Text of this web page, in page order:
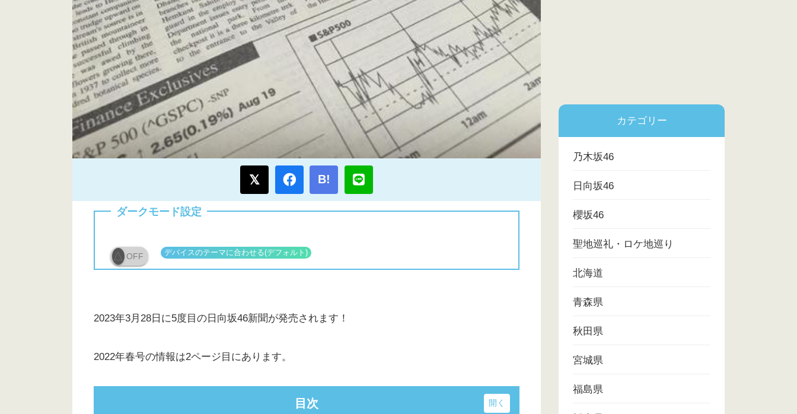
B!
ダークモード設定
OFF
2023年3月28日に5度目の日向坂46新聞が発売されます！
2022年春号の情報は2ページ目にあります。
目次
カテゴリー
乃木坂46
日向坂46
櫻坂46
聖地巡礼・ロケ地巡り
北海道
青森県
秋田県
宮城県
福島県